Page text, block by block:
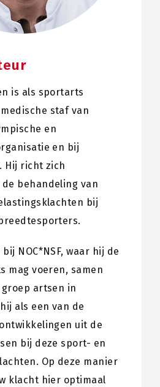
is als sportarts
staf van
en
en bij
Hij richt zich
behandeling van
bij
NOC*NSF, waar hij de
mag voeren, samen
artsen in
als een van de
uit de
bij deze sport- en
Op deze manier
klacht hier optimaal